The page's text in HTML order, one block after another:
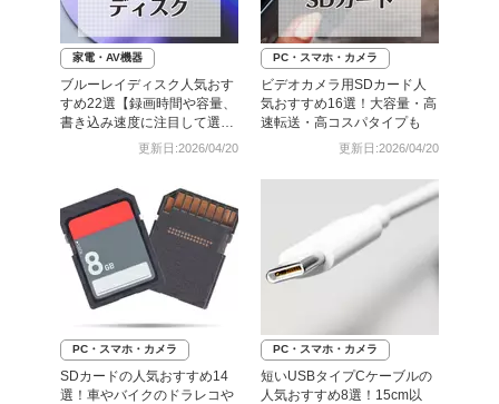
家電・AV機器
ブルーレイディスク人気おす
すめ22選【録画時間や容量、
書き込み速度に注目して選ぼ
更新日:2026/04/20
PC・スマホ・カメラ
ビデオカメラ用SDカード人
気おすすめ16選！大容量・高
速転送・高コスパタイプも
更新日:2026/04/20
PC・スマホ・カメラ
SDカードの人気おすすめ14
選！車やバイクのドラレコや
PC・スマホ・カメラ
短いUSBタイプCケーブルの
人気おすすめ8選！15cm以